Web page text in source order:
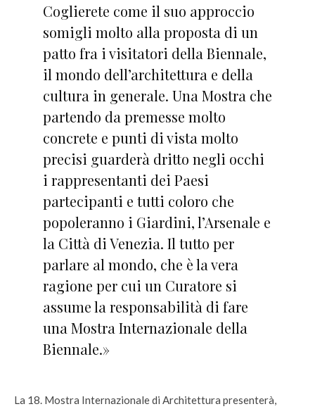
Coglierete come il suo approccio
somigli molto alla proposta di un
patto fra i visitatori della Biennale,
il mondo dell’architettura e della
cultura in generale. Una Mostra che
partendo da premesse molto
concrete e punti di vista molto
precisi guarderà dritto negli occhi
i rappresentanti dei Paesi
partecipanti e tutti coloro che
popoleranno i Giardini, l’Arsenale e
la Città di Venezia. Il tutto per
parlare al mondo, che è la vera
ragione per cui un Curatore si
assume la responsabilità di fare
una Mostra Internazionale della
Biennale.»
La 18. Mostra Internazionale di Architettura presenterà,